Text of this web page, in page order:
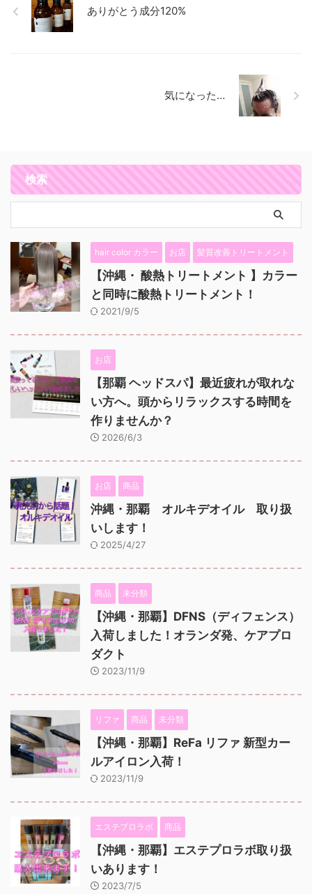
ありがとう成分120%
気になった…
検索
hair color カラー お店 髪質改善トリートメント
【沖縄・ 酸熱トリートメント 】カラー
と同時に酸熱トリートメント！
2021/9/5
お店
【那覇 ヘッドスパ】最近疲れが取れな
い方へ。頭からリラックスする時間を
作りませんか？
2026/6/3
お店 商品
沖縄・那覇 オルキデオイル 取り扱
いします！
2025/4/27
商品 未分類
【沖縄・那覇】DFNS（ディフェンス）
入荷しました！オランダ発、ケアプロ
ダクト
2023/11/9
リファ 商品 未分類
【沖縄・那覇】ReFa リファ 新型カー
ルアイロン入荷！
2023/11/9
エステプロラボ 商品
【沖縄・那覇】エステプロラボ取り扱
いあります！
2023/7/5